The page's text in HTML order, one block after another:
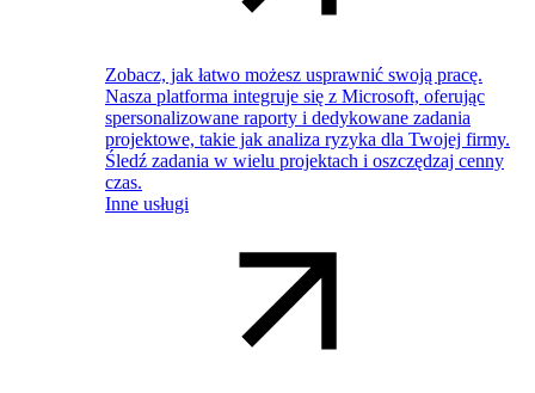
Zobacz, jak łatwo możesz usprawnić swoją pracę.
Nasza platforma integruje się z Microsoft, oferując
spersonalizowane raporty i dedykowane zadania
projektowe, takie jak analiza ryzyka dla Twojej firmy.
Śledź zadania w wielu projektach i oszczędzaj cenny
czas.
Inne usługi